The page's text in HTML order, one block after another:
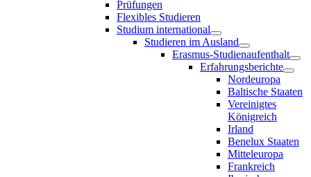
Prüfungen
Flexibles Studieren
Studium international
Studieren im Ausland
Erasmus-Studienaufenthalt
Erfahrungsberichte
Nordeuropa
Baltische Staaten
Vereinigtes
Königreich
Irland
Benelux Staaten
Mitteleuropa
Frankreich